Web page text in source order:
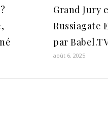
Grand Jury
Russiagate
par
août 6, 2025